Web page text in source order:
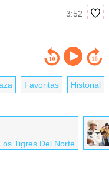
3:52
Favoritas Historial
Tigres Del Norte